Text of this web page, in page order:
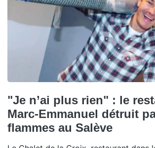
"Je n’ai plus rien" : le
Marc-Emmanuel détruit
flammes au Salève